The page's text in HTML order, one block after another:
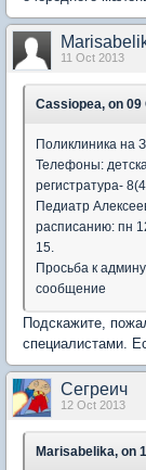
11 Oct 2013
Cassiopea, on 09
Поликлиника на
Телефоны:
регистратура-
Педиатр
расписанию: пн
15.
Просьба к
сообщение
Подскажите,
специалистами.
Сегреич
12 Oct 2013
Marisabelika, on